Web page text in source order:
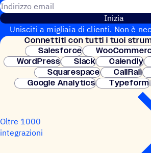
Inizia
Unisciti a migliaia di clienti. Non è
credito. Configurazione
Connet­titi con tutti i tuoi
Salesforce
WordPress
Slack Calendly
Squarespace
CallRail
Google Analytics
Typeform
Oltre 1000
integrazioni